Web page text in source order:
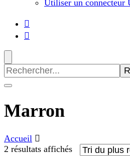
Utiliser un connecteur
Recherche
pour
:
Marron
Accueil
2 résultats affichésTrié